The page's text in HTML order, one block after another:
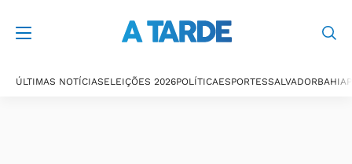
ÚLTIMAS NOTÍCIASELEIÇÕES 2026POLÍTICAESPORTESSALVADORBAHIA